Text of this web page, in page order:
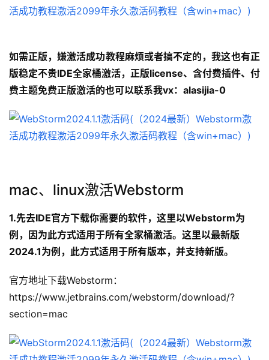
如需正版，嫌激活成功教程麻烦或者搞不定的，我这也有正
版稳定不贵IDE全家桶激活，正版license、含付费插件、付
费主题免费正版激活的也可以联系我vx：alasijia-0
mac、linux激活Webstorm
1.先去IDE官方下载你需要的软件，这里以Webstorm为
例，因为此方式适用于所有全家桶激活。这里以最新版
2024.1为例，此方式适用于所有版本，并支持新版。
官方地址下载Webstorm：
https://www.jetbrains.com/webstorm/download/?
section=mac